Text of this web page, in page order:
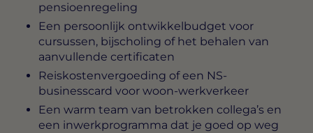
pensioenregeling
Een persoonlijk ontwikkelbudget voor
cursussen, bijscholing of het behalen van
aanvullende certificaten
Reiskostenvergoeding of een NS-
businesscard voor woon-werkverkeer
Een warm team van betrokken collega’s en
een inwerkprogramma dat je goed op weg